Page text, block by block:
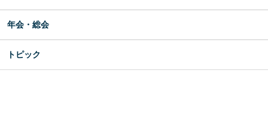
年会・総会
トピック